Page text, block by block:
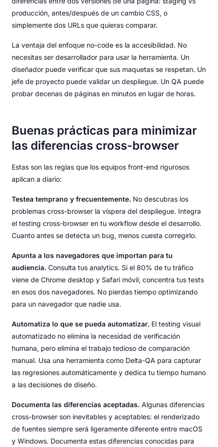
producción, antes/después de un cambio CSS, o
simplemente dos URLs que quieras comparar.
La ventaja del enfoque no-code es la accesibilidad. No
necesitas ser desarrollador para usar la herramienta. Un
diseñador puede verificar que sus maquetas se respetan. Un
jefe de proyecto puede validar un despliegue. Un QA puede
probar decenas de páginas en minutos en lugar de horas.
Buenas prácticas para minimizar
las diferencias cross-browser
Estas son las reglas que los equipos front-end rigurosos
aplican a diario:
Testea temprano y frecuentemente. No descubras los
problemas cross-browser la víspera del despliegue. Integra
el testing cross-browser en tu workflow desde el desarrollo.
Cuanto antes se detecta un bug, menos cuesta corregirlo.
Apunta a los navegadores que importan para tu
audiencia. Consulta tus analytics. Si el 80% de tu tráfico
viene de Chrome desktop y Safari móvil, concentra tus tests
en esos dos navegadores. No pierdas tiempo optimizando
para un navegador que nadie usa.
Automatiza lo que se pueda automatizar. El testing visual
automatizado no elimina la necesidad de verificación
humana, pero elimina el trabajo tedioso de comparación
manual. Usa una herramienta como Delta-QA para capturar
las regresiones automáticamente y dedica tu tiempo humano
a las decisiones de diseño.
Documenta las diferencias aceptadas. Algunas diferencias
cross-browser son inevitables y aceptables: el renderizado
de fuentes siempre será ligeramente diferente entre macOS
y Windows. Documenta estas diferencias conocidas para